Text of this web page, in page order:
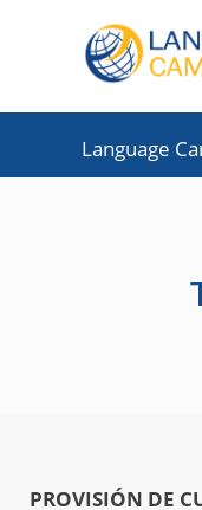
Language
PROVISIÓN DE